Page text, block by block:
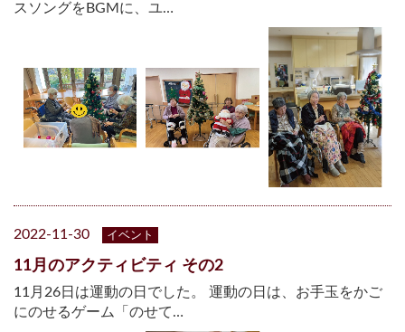
スソングをBGMに、ユ…
2022-11-30 イベント
11月のアクティビティ その2
11月26日は運動の日でした。 運動の日は、お手玉をかご
にのせるゲーム「のせて…